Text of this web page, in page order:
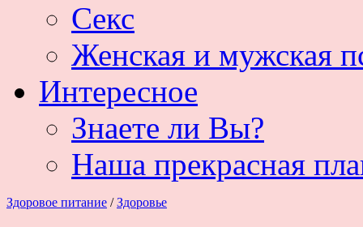
Секс
Женская и мужская
Интересное
Знаете ли Вы?
Наша прекрасная
Здоровое питание / Здоровье